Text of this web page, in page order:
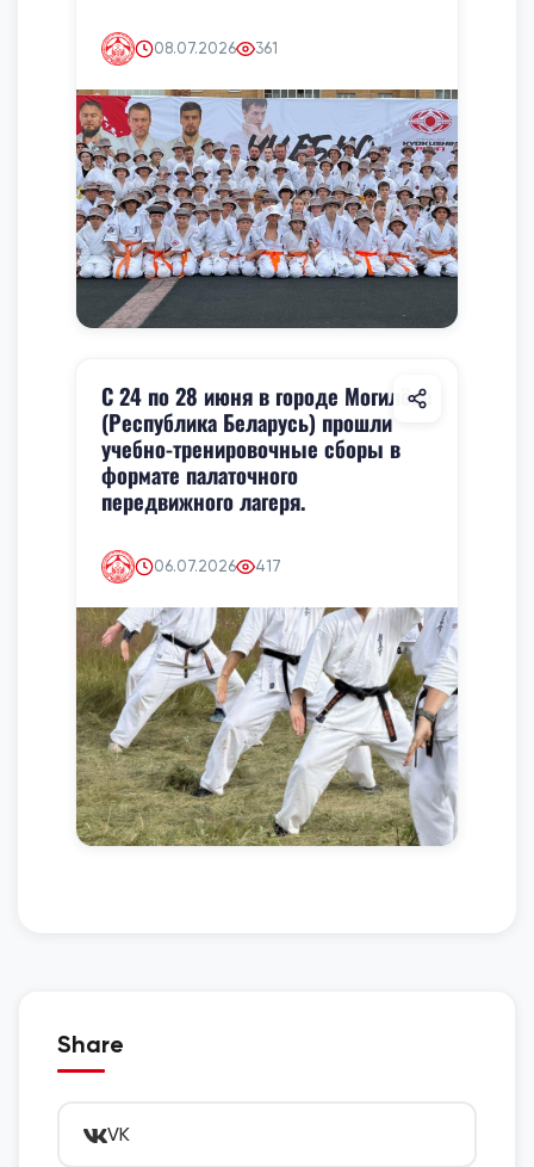
08.07.2026 361
С 24 по 28 июня в городе Могилёве
(Республика Беларусь) прошли
учебно-тренировочные сборы в
формате палаточного
передвижного лагеря.
06.07.2026 417
Share
VK